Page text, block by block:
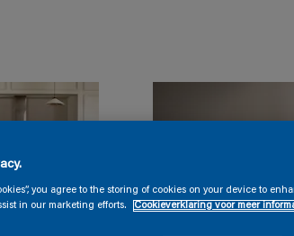
you agree to the storing of cookies on your device to
in our marketing efforts.
Cookieverklaring voor meer